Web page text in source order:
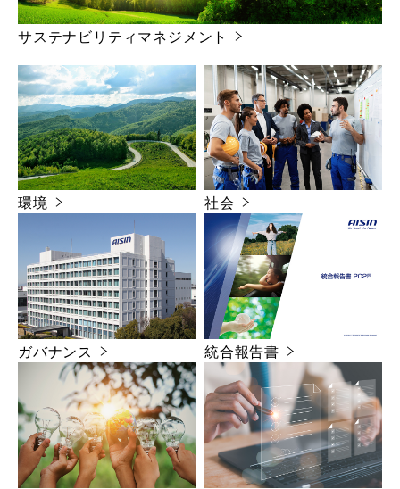
サステナビリティマネジメント
環境 社会
ガバナンス 統合報告書